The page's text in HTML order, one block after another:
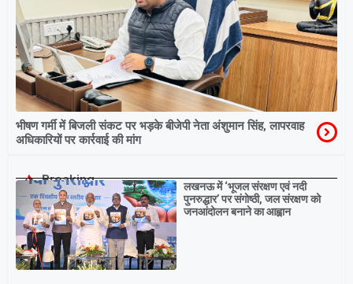
भीषण गर्मी में बिजली संकट पर भड़के बीजेपी नेता अंशुमान सिंह, लापरवाह
अधिकारियों पर कार्रवाई की मांग
Breaking
लखनऊ में ‘भूजल संरक्षण एवं नदी
पुनरुद्धार’ पर संगोष्ठी, जल संरक्षण को
जनआंदोलन बनाने का आह्वान